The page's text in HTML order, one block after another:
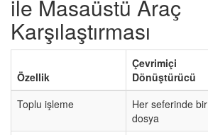
ile Masaüstü Araç
Karşılaştırması
Özellik
Çevrimiçi
Dönüştürücü
Toplu işleme
Her seferinde bir
dosya